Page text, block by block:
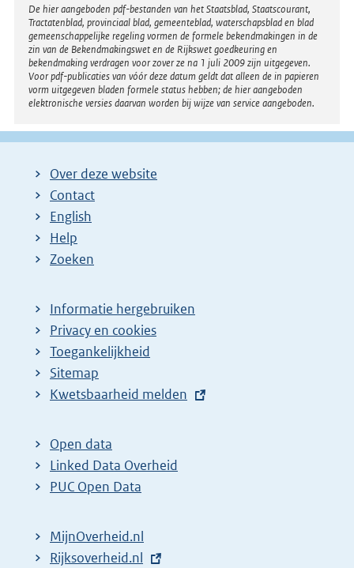
Disclaimer
De hier aangeboden pdf-bestanden van het Staatsblad, Staatscourant,
Tractatenblad, provinciaal blad, gemeenteblad, waterschapsblad en blad
gemeenschappelijke regeling vormen de formele bekendmakingen in de
zin van de Bekendmakingswet en de Rijkswet goedkeuring en
bekendmaking verdragen voor zover ze na 1 juli 2009 zijn uitgegeven.
Voor pdf-publicaties van vóór deze datum geldt dat alleen de in papieren
vorm uitgegeven bladen formele status hebben; de hier aangeboden
elektronische versies daarvan worden bij wijze van service aangeboden.
Over deze website
Contact
English
Help
Zoeken
Informatie hergebruiken
Privacy en cookies
Toegankelijkheid
Sitemap
E
t
e
r
l
i
Kwetsbaarheid melden
Open data
Linked Data Overheid
PUC Open Data
MijnOverheid.nl
E
Rijksoverheid.nl